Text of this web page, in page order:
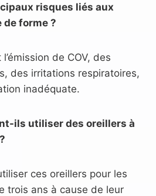
risques liés aux
de forme ?
de COV, des
des irritations respiratoires,
inadéquate.
ils utiliser des oreillers à
ces oreillers pour les
trois ans à cause de leur